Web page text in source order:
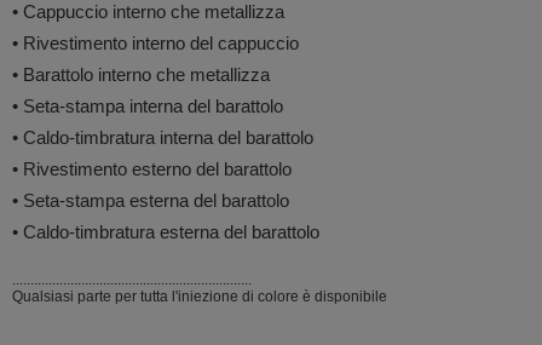
• Cappuccio interno che metallizza
• Rivestimento interno del cappuccio
• Barattolo interno che metallizza
• Seta-stampa interna del barattolo
• Caldo-timbratura interna del barattolo
• Rivestimento esterno del barattolo
• Seta-stampa esterna del barattolo
• Caldo-timbratura esterna del barattolo
..................................................................
Qualsiasi parte per tutta l'iniezione di colore è disponibile